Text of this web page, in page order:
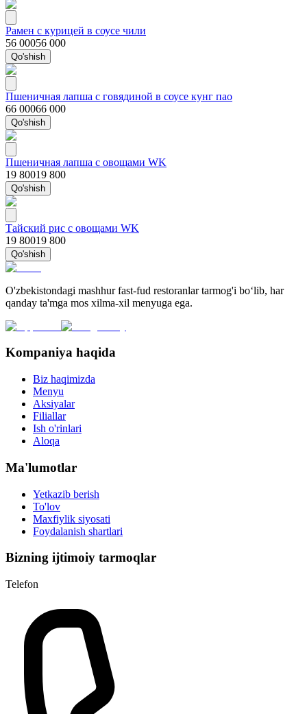
Рамен с курицей в соусе чили
56 00056 000
Qo'shish
Пшеничная лапша с говядиной в соусе кунг пао
66 00066 000
Qo'shish
Пшеничная лапша с овощами WK
19 80019 800
Qo'shish
Тайский рис с овощами WK
19 80019 800
Qo'shish
O'zbekistondagi mashhur fast-fud restoranlar tarmog'i bo‘lib, har
qanday ta'mga mos xilma-xil menyuga ega.
Kompaniya haqida
Biz haqimizda
Menyu
Aksiyalar
Filiallar
Ish o'rinlari
Aloqa
Ma'lumotlar
Yetkazib berish
To'lov
Maxfiylik siyosati
Foydalanish shartlari
Bizning ijtimoiy tarmoqlar
Telefon